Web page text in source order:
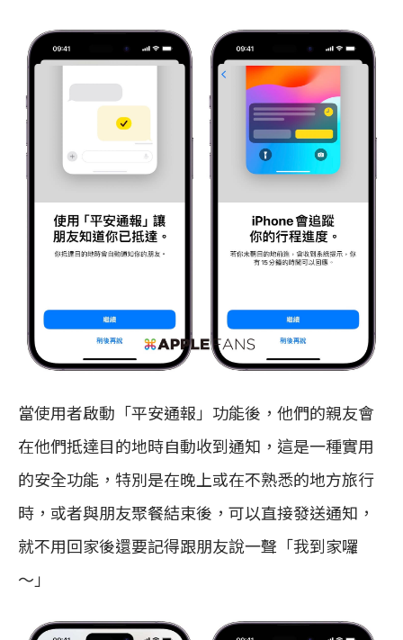
當使用者啟動「平安通報」功能後，他們的親友會
在他們抵達目的地時自動收到通知，這是一種實用
的安全功能，特別是在晚上或在不熟悉的地方旅行
時，或者與朋友聚餐結束後，可以直接發送通知，
就不用回家後還要記得跟朋友說一聲「我到家囉
～」